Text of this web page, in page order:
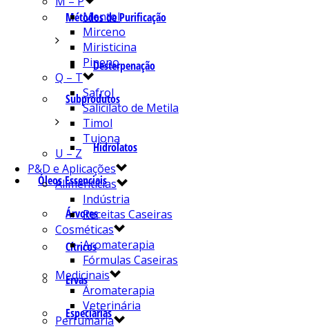
Métodos de Purificação
Desterpenação
Subprodutos
Hidrolatos
Óleos Essenciais
Árvores
Cítricos
Ervas
Especiarias
Mentol
Mirceno
Miristicina
Pineno
Q – T
Safrol
Salicilato de Metila
Timol
Tujona
U – Z
P&D e Aplicações
Alimentícias
Indústria
Receitas Caseiras
Cosméticas
Aromaterapia
Fórmulas Caseiras
Medicinais
Aromaterapia
Veterinária
Perfumaria